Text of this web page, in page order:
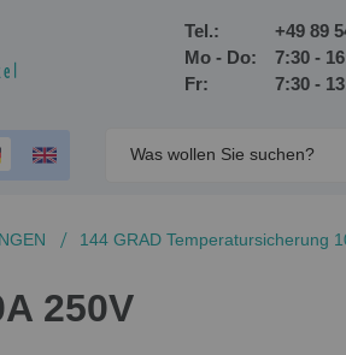
Tel.:
+49 89
Mo - Do:
7:30 -
Fr:
7:30 -
144 GRAD Temperatursicherung
250V